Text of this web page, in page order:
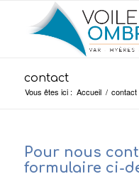
contact
Vous êtes ici : Accueil / contact
Pour nous
formulaire ci-